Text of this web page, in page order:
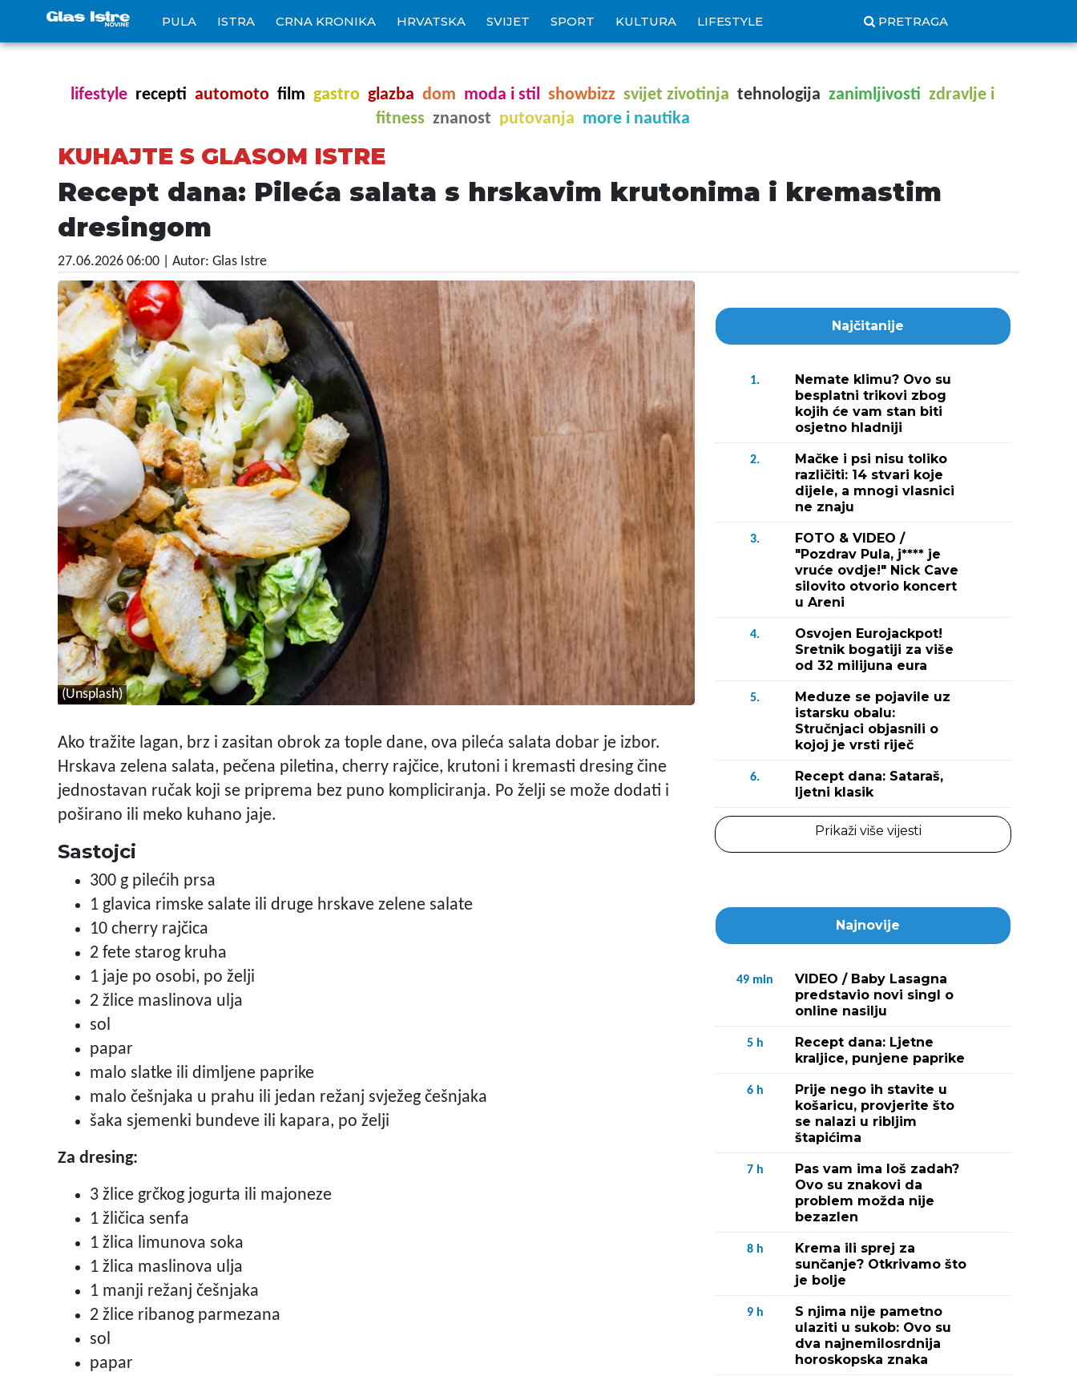
PULA ISTRA CRNA KRONIKA HRVATSKA SVIJET SPORT KULTURA LIFESTYLE PRETRAGA
lifestyle recepti automoto film gastro glazba dom moda i stil showbizz svijet zivotinja tehnologija zanimljivosti zdravlje i
fitness znanost putovanja more i nautika
KUHAJTE S GLASOM ISTRE
Recept dana: Pileća salata s hrskavim krutonima i kremastim
dresingom
27.06.2026 06:00 | Autor: Glas Istre
(Unsplash)
Ako tražite lagan, brz i zasitan obrok za tople dane, ova pileća salata dobar je izbor.
Hrskava zelena salata, pečena piletina, cherry rajčice, krutoni i kremasti dresing čine
jednostavan ručak koji se priprema bez puno kompliciranja. Po želji se može dodati i
poširano ili meko kuhano jaje.
Sastojci
300 g pilećih prsa
1 glavica rimske salate ili druge hrskave zelene salate
10 cherry rajčica
2 fete starog kruha
1 jaje po osobi, po želji
2 žlice maslinova ulja
sol
papar
malo slatke ili dimljene paprike
malo češnjaka u prahu ili jedan režanj svježeg češnjaka
šaka sjemenki bundeve ili kapara, po želji
Za dresing:
3 žlice grčkog jogurta ili majoneze
1 žličica senfa
1 žlica limunova soka
1 žlica maslinova ulja
1 manji režanj češnjaka
2 žlice ribanog parmezana
sol
papar
Najčitanije
1.
Nemate klimu? Ovo su
besplatni trikovi zbog
kojih će vam stan biti
osjetno hladniji
2.
Mačke i psi nisu toliko
različiti: 14 stvari koje
dijele, a mnogi vlasnici
ne znaju
3.
FOTO & VIDEO /
"Pozdrav Pula, j**** je
vruće ovdje!" Nick Cave
silovito otvorio koncert
u Areni
4.
Osvojen Eurojackpot!
Sretnik bogatiji za više
od 32 milijuna eura
5.
Meduze se pojavile uz
istarsku obalu:
Stručnjaci objasnili o
kojoj je vrsti riječ
6.
Recept dana: Sataraš,
ljetni klasik
Prikaži više vijesti
Najnovije
49 min
VIDEO / Baby Lasagna
predstavio novi singl o
online nasilju
5 h
Recept dana: Ljetne
kraljice, punjene paprike
6 h
Prije nego ih stavite u
košaricu, provjerite što
se nalazi u ribljim
štapićima
7 h
Pas vam ima loš zadah?
Ovo su znakovi da
problem možda nije
bezazlen
8 h
Krema ili sprej za
sunčanje? Otkrivamo što
je bolje
9 h
S njima nije pametno
ulaziti u sukob: Ovo su
dva najnemilosrdnija
horoskopska znaka